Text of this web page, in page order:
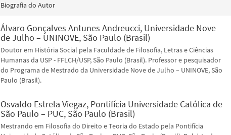
Biografia do Autor
Álvaro Gonçalves Antunes Andreucci, Universidade Nove
de Julho – UNINOVE, São Paulo (Brasil)
Doutor em História Social pela Faculdade de Filosofia, Letras e Ciências
Humanas da USP - FFLCH/USP, São Paulo (Brasil). Professor e pesquisador
do Programa de Mestrado da Universidade Nove de Julho – UNINOVE, São
Paulo (Brasil).
Osvaldo Estrela Viegaz, Pontifícia Universidade Católica de
São Paulo – PUC, São Paulo (Brasil)
Mestrando em Filosofia do Direito e Teoria do Estado pela Pontifícia